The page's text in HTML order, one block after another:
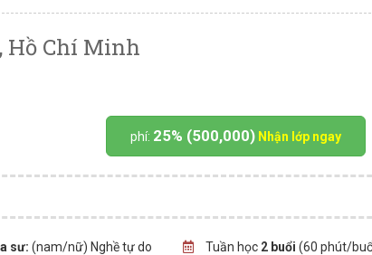
Hồ Chí Minh
phí: 25% (500,000) Nhận lớp ngay
sư: (nam/nữ) Nghề tự do Tuần học 2 buổi (60 phút/